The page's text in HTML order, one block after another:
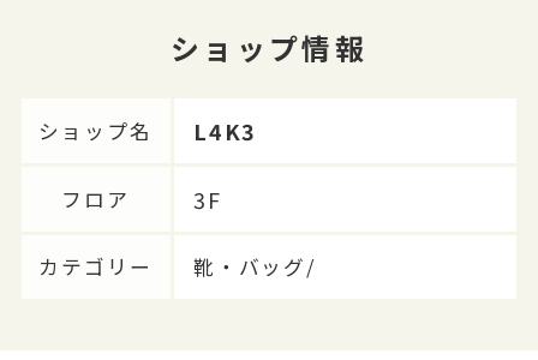
ショップ情報
ショップ名 L4K3
フロア 3F
カテゴリー 靴・バッグ/